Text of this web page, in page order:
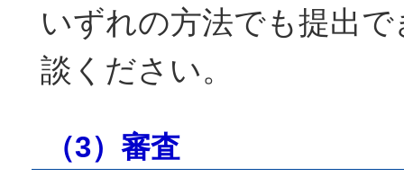
いずれの方法でも提出
談ください。
（3）審査